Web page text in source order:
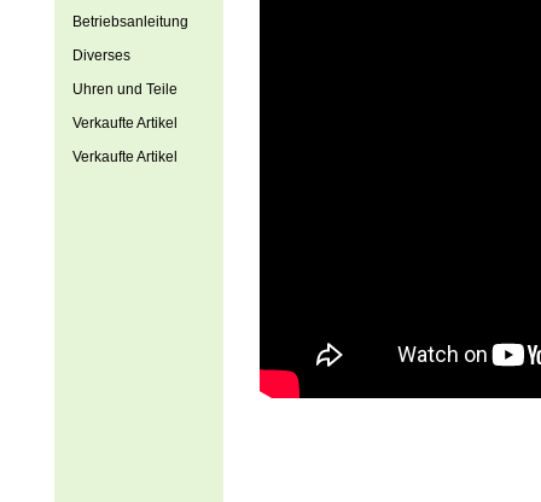
Betriebsanleitung
Diverses
Uhren und Teile
Verkaufte Artikel
Verkaufte Artikel